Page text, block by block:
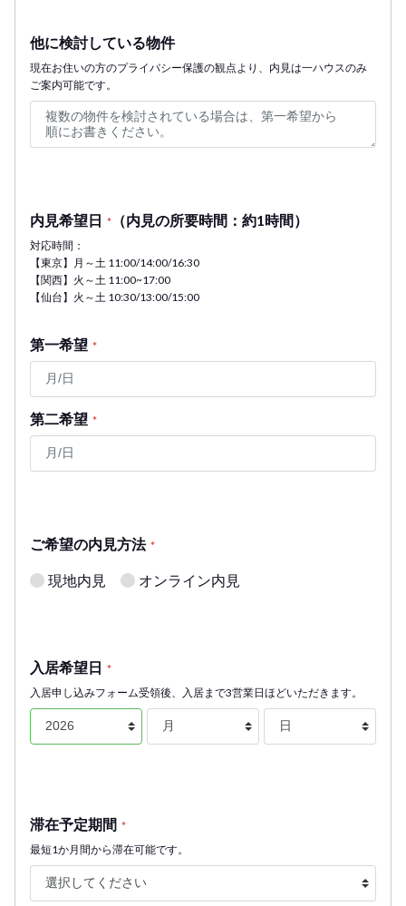
他に検討している物件
現在お住いの方のプライバシー保護の観点より、内見は一ハウスのみ
ご案内可能です。
内見希望日 * （内見の所要時間：約1時間）
対応時間：
【東京】月～土 11:00/14:00/16:30
【関西】火～土 11:00~17:00
【仙台】火～土 10:30/13:00/15:00
第一希望 *
第二希望 *
ご希望の内見方法 *
現地内見 オンライン内見
入居希望日 *
入居申し込みフォーム受領後、入居まで3営業日ほどいただきます。
滞在予定期間 *
最短1か月間から滞在可能です。